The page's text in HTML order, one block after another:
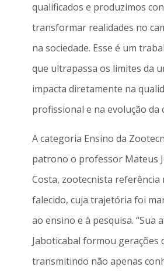
qualificados e produzimos
transformar realidades no
na sociedade. Esse é um
que ultrapassa os limites da
impacta diretamente na
profissional e na evolução da
A categoria Ensino da
patrono o professor Mateus
Costa, zootecnista referência
falecido, cuja trajetória foi
ao ensino e à pesquisa. “Sua
Jaboticabal formou gerações
transmitindo não apenas